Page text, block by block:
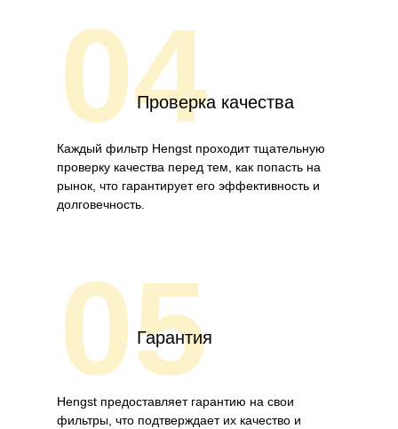
04Проверка качества
Каждый фильтр Hengst проходит тщательную
проверку качества перед тем, как попасть на
рынок, что гарантирует его эффективность и
долговечность.
05
Гарантия
Hengst предоставляет гарантию на свои
фильтры, что подтверждает их качество и